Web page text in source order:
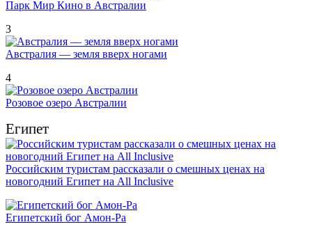
Парк Мир Кино в Австралии
3
Австралия — земля вверх ногами
4
Розовое озеро Австралии
Египет
Российским туристам рассказали о смешных ценах на
новогодний Египет на All Inclusive
Египетский бог Амон-Ра